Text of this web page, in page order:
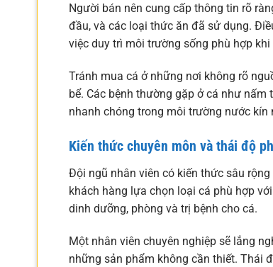
Người bán nên cung cấp thông tin rõ
đầu, và các loại thức ăn đã sử dụng.
việc duy trì môi trường sống phù hợp
Tránh mua cá ở những nơi không rõ
bể. Các bệnh thường gặp ở cá như
nhanh chóng trong môi trường nước
Kiến thức chuyên môn và thái độ
Đội ngũ nhân viên có kiến thức sâu
khách hàng lựa chọn loại cá phù hợp
dinh dưỡng, phòng và trị bệnh cho cá.
Một nhân viên chuyên nghiệp sẽ lắng
những sản phẩm không cần thiết. Thái